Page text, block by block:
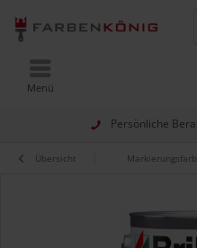
Persönliche
Menü
Übersicht